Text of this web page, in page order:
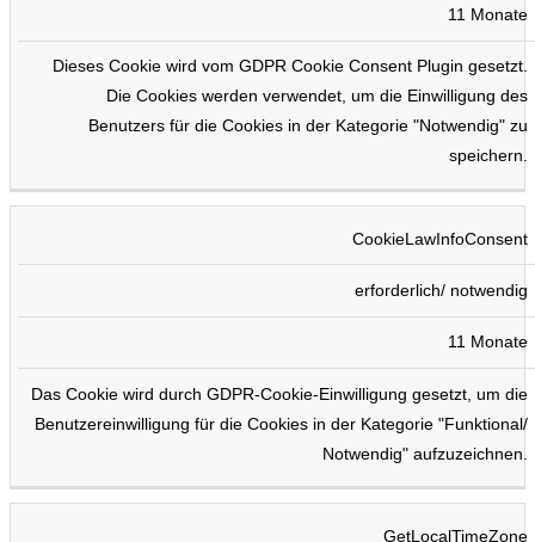
11 Monate
Dieses Cookie wird vom GDPR Cookie Consent Plugin gesetzt.
Die Cookies werden verwendet, um die Einwilligung des
Benutzers für die Cookies in der Kategorie "Notwendig" zu
speichern.
CookieLawInfoConsent
erforderlich/ notwendig
11 Monate
Das Cookie wird durch GDPR-Cookie-Einwilligung gesetzt, um die
Benutzereinwilligung für die Cookies in der Kategorie "Funktional/
Notwendig" aufzuzeichnen.
GetLocalTimeZone